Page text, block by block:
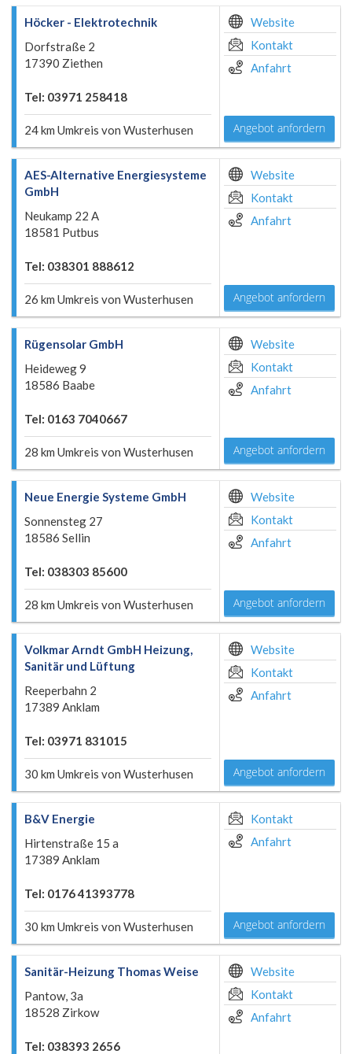
Höcker - Elektrotechnik
Dorfstraße 2
17390 Ziethen
Tel: 03971 258418
24 km Umkreis von Wusterhusen
Website
Kontakt
Anfahrt
Angebot anfordern
AES-Alternative Energiesysteme
GmbH
Neukamp 22 A
18581 Putbus
Tel: 038301 888612
26 km Umkreis von Wusterhusen
Website
Kontakt
Anfahrt
Angebot anfordern
Rügensolar GmbH
Heideweg 9
18586 Baabe
Tel: 0163 7040667
28 km Umkreis von Wusterhusen
Website
Kontakt
Anfahrt
Angebot anfordern
Neue Energie Systeme GmbH
Sonnensteg 27
18586 Sellin
Tel: 038303 85600
28 km Umkreis von Wusterhusen
Website
Kontakt
Anfahrt
Angebot anfordern
Volkmar Arndt GmbH Heizung,
Sanitär und Lüftung
Reeperbahn 2
17389 Anklam
Tel: 03971 831015
30 km Umkreis von Wusterhusen
Website
Kontakt
Anfahrt
Angebot anfordern
B&V Energie
Hirtenstraße 15 a
17389 Anklam
Tel: 0176 41393778
30 km Umkreis von Wusterhusen
Kontakt
Anfahrt
Angebot anfordern
Sanitär-Heizung Thomas Weise
Pantow, 3a
18528 Zirkow
Tel: 038393 2656
Website
Kontakt
Anfahrt